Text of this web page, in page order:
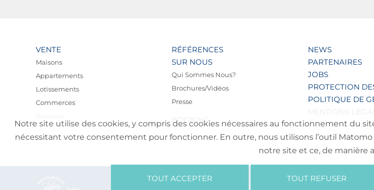
VENTE
Maisons
Appartements
Lotissements
Commerces
RÉFÉRENCES
SUR NOUS
Qui Sommes Nous?
Brochures/Vidéos
Presse
BOOKING
NEWS
PARTENAIRES
JOBS
PROTECTION
POLITIQUE DE
MENTIONS
Notre site utilise des cookies, y compris des cookies nécessaires au fonctionnement du
nécessitant votre consentement pour fonctionner. En outre, nous utilisons l’outil
notre site et ce, de manière
TOUT ACCEPTER TOUT REFUSER